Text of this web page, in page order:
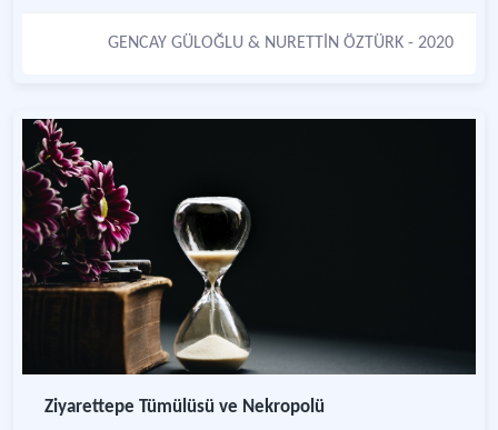
GENCAY GÜLOĞLU & NURETTİN ÖZTÜRK - 2020
Ziyarettepe Tümülüsü ve Nekropolü